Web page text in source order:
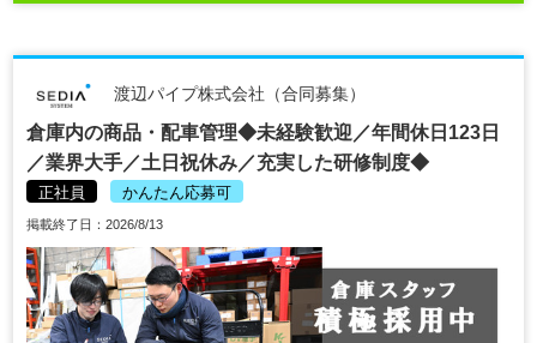
渡辺パイプ株式会社（合同募集）
倉庫内の商品・配車管理◆未経験歓迎／年間休日123日
／業界大手／土日祝休み／充実した研修制度◆
正社員 かんたん応募可
掲載終了日：2026/8/13